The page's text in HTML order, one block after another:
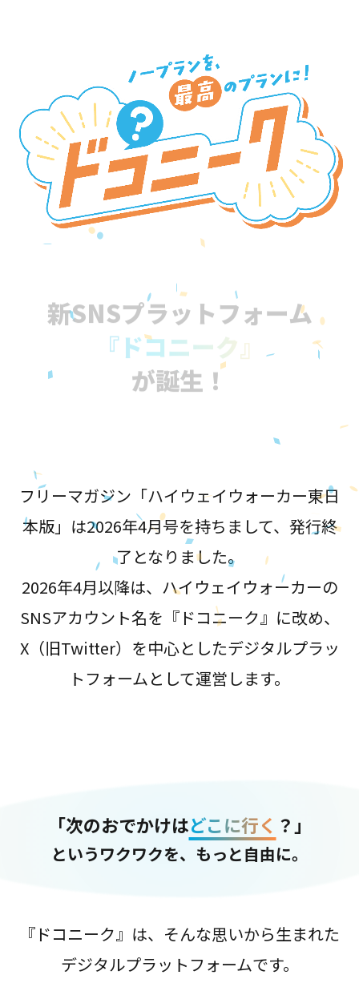
新SNSプラットフォーム
『ドコニーク』
が誕生！
フリーマガジン「ハイウェイウォーカー東日
本版」は2026年4月号を持ちまして、発行終
了となりました。
2026年4月以降は、ハイウェイウォーカーの
SNSアカウント名を『ドコニーク』に改め、
X（旧Twitter）を中心としたデジタルプラッ
トフォームとして運営します。
「次のおでかけはどこに行く ？」
というワクワクを、もっと自由に。
『ドコニーク』は、そんな思いから生まれた
デジタルプラットフォームです。